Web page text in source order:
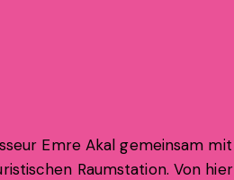
Emre Akal gemeinsam mit
Raumstation. Von hier